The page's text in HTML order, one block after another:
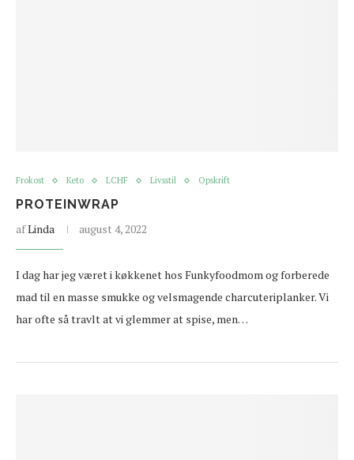
Frokost Keto LCHF Livsstil Opskrift
PROTEINWRAP
afLinda august 4, 2022
I dag har jeg været i køkkenet hos Funkyfoodmom og forberede
mad til en masse smukke og velsmagende charcuteriplanker. Vi
har ofte så travlt at vi glemmer at spise, men…